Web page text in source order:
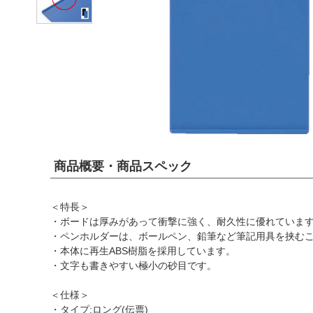
商品概要・商品スペック
＜特長＞
・ボードは厚みがあって衝撃に強く、耐久性に優れています
・ペンホルダーは、ボールペン、鉛筆など筆記用具を挟む
・本体に再生ABS樹脂を採用しています。
・文字も書きやすい極小の砂目です。
＜仕様＞
・タイプ:ロング(伝票)